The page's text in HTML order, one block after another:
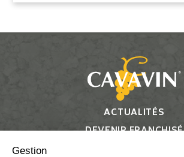
ACTUALITÉS
DEVENIR FRANCHISÉ
Gestion